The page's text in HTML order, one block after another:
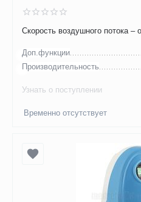
Скорость воздушного потока –
Доп.функции
Производительность
Узнать о поступлении
Временно отсутствует